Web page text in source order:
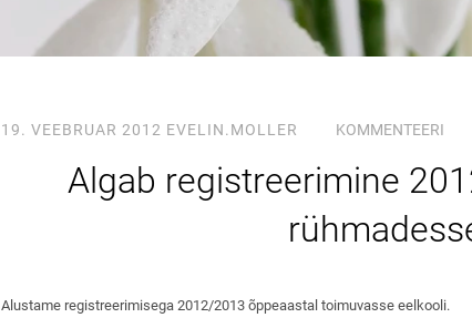
19. VEEBRUAR 2012 EVELIN.MOLLER KOMMENTEERI
Algab registreerimine
Alustame registreerimisega 2012/2013 õppeaastal toimuvasse eelkooli.